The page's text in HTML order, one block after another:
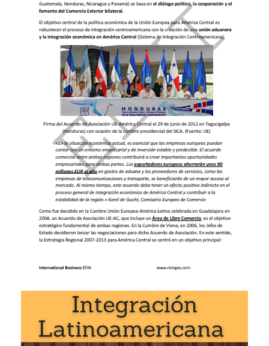
Tratados de Costa Rica.
Tratado México-Costa Rica
Tratado China-Costa Rica
Tratado Canadá-Costa Rica
Costa Rica-CARICOM
Costa Rica-Asociación Europea de Libre
Comercio (AELC)
Tratado Chile-Costa Rica
Tratado Costa Rica-Perú
Tratado Panamá-Costa Rica
Tratado Costa Rica-Singapur
Tratado Corea del Sur-América Central (Costa
Rica, El Salvador, Honduras,Nicaragua, Panamá)